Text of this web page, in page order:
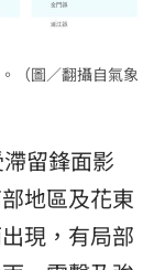
（圖／翻攝自氣象
留鋒面影
地區及花東
現，有局部